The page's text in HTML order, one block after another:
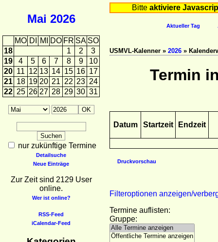
Mai 2026
MO DI MI DO FR SA SO
18
1 2
3
19
4 5 6 7 8 9
10
20 11 12 13 14 15 16 17
21 18 19 20 21 22 23 24
22 25 26 27 28 29 30 31
nur zukünftige Termine
Detailsuche
Neue Einträge
Zur Zeit sind 2129 User
online.
Wer ist online?
RSS-Feed
iCalendar-Feed
Bitte aktiviere
Aktueller Tag
USMVL-Kalenner » 2026 »
Termin
Datum Startzeit Endzeit
Druckvorschau
Filteroptionen anzeigen/
Termine auflisten:
Gruppe: